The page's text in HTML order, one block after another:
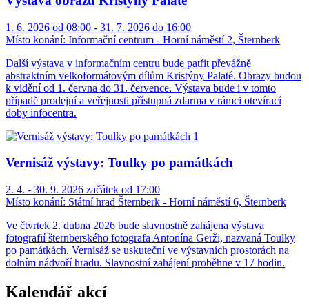
1. 6. 2026 od 08:00 - 31. 7. 2026 do 16:00
Místo konání: Informační centrum - Horní náměstí 2, Šternberk
Další výstava v informačním centru bude patřit převážně
abstraktním velkoformátovým dílům Kristýny Palaté. Obrazy budou
k vidění od 1. června do 31. července. Výstava bude i v tomto
případě prodejní a veřejnosti přístupná zdarma v rámci otevírací
doby infocentra.
Vernisáž výstavy: Toulky po památkách
2. 4. - 30. 9. 2026 začátek od 17:00
Místo konání: Státní hrad Šternberk - Horní náměstí 6, Šternberk
Ve čtvrtek 2. dubna 2026 bude slavnostně zahájena výstava
fotografií šternberského fotografa Antonína Gerži, nazvaná Toulky
po památkách. Vernisáž se uskuteční ve výstavních prostorách na
dolním nádvoří hradu. Slavnostní zahájení proběhne v 17 hodin.
Kalendář akcí